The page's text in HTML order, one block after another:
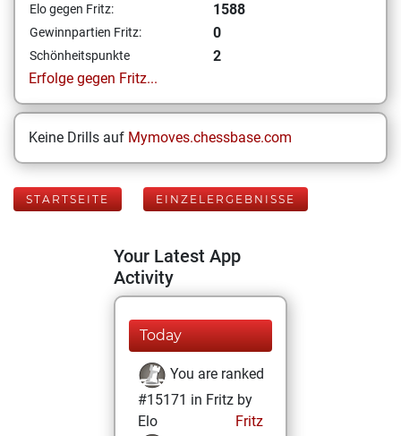
Elo gegen Fritz: 1588
Gewinnpartien Fritz: 0
Schönheitspunkte
2
Erfolge gegen Fritz...
Keine Drills auf Mymoves.chessbase.com
STARTSEITE EINZELERGEBNISSE
Your Latest App
Activity
Today
You are ranked
#15171 in Fritz by
Elo
Fritz